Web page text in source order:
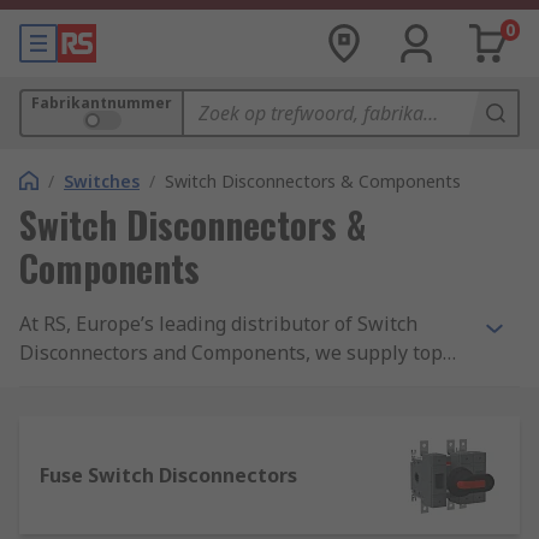
0
Fabrikantnummer
/ Switches / Switch Disconnectors & Components
Switch Disconnectors &
Components
At RS, Europe’s leading distributor of Switch
Disconnectors and Components, we supply top
approved and of the highest quality. With
Fuse Switch Disconnectors